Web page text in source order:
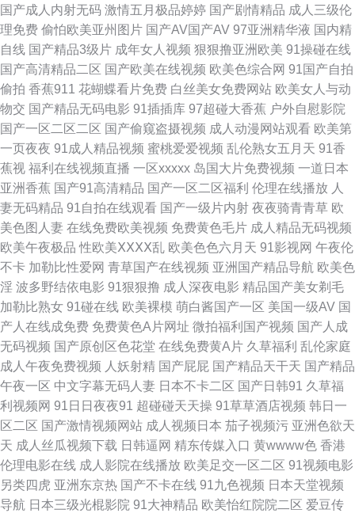
草精品福利视频 免费黄污视频在线观看 男人av网站 黑丝美女糖心自慰 国产
高清二区 av色色天堂 91社区免费在线 91国产精品夫妻视频 51黑科福利社
亚洲另类小说网 伪娘69一区二区 尤物亚洲不卡亚洲精品 成全大全大全免费
亚洲国产情侣在线自拍 东京热av女优天堂 久久肏com 日本aⅴ网站大全 先锋
影视资源Va 91极品自拍色色网 黄色A片天堂网 伊人久久网站 91九色女神蝌
蚪在线 国产厨房乱子伦 欧美福利姬的搜索结果 午夜剧场成人电影 91破解免
费网站 国产91传媒在线观看 影音先锋最新AV网址 豆花网站官网入口 美女被
我操 亚洲第一夜丁香网 五月天婷婷四房间激情 色色福利视频 免费香蕉污蜜
桃 久久九九视频免费 国产欧美亚洲精品 91黑丝后入 91牛逼 女优大全 92AV
资源在线 欧美久久 亚洲精品五月婷婷 91免费社区 福利姬网址欧美 丝足麻豆
一区二区 91吴梦梦在线 久久之久久 久久伊人五月亚洲 日朝大片 先锋影音一
本道 91茄子看片 97久久在线视频 精品少妇导航 日韩中文a 91饭店丝袜足交
福利彩票 日韩成人天堂在线 91在线播放福利 久久福利影业 伊人大香蕉99
国产成人内射无码 激情五月极品婷婷 国产剧情精品 成人三级伦
理免费 偷怕欧美亚州图片 国产AV国产AV 97亚洲精华液 国内精
自线 国产精品3级片 成年女人视频 狠狠撸亚洲欧美 91操碰在线
国产高清精品二区 国产欧美在线视频 欧美色综合网 91国产自拍
偷拍 香蕉911 花蝴蝶看片免费 白丝美女免费网站 欧美女人与动
物交 国产精品无码电影 91插插库 97超碰大香蕉 户外自慰影院
国产一区二区二区 国产偷窥盗摄视频 成人动漫网站观看 欧美第
一页夜夜 91成人精品视频 蜜桃爱爱视频 乱伦熟女五月天 91香
蕉视 福利在线视频直播 一区xxxxx 岛国大片免费视频 一道日本
亚洲香蕉 国产91高清精品 国产一区二区福利 伦理在线播放 人
妻无码精品 91自拍在线观看 国产一级片内射 夜夜骑青青草 欧
美色图人妻 在线免费欧美视频 免费黄色毛片 成人精品无码视频
欧美午夜极品 性欧美ⅩⅩⅩⅩ乱 欧美色色六月天 91影视网 午夜伦
不卡 加勒比性爱网 青草国产在线视频 亚洲国产精品导航 欧美色
淫 波多野结依电影 91狠狠撸 成人深夜电影 精品国产美女剃毛
加勒比熟女 91碰在线 欧美裸模 萌白酱国产一区 美国一级AV 国
产人在线成免费 免费黄色A片网址 微拍福利国产视频 国产人成
无码视频 国产原创区色花堂 在线免费黄A片 久草福利 乱伦家庭
成人午夜免费视频 人妖射精 国产屁屁 国产精品天干天 国产精品
午夜一区 中文字幕无码人妻 日本不卡二区 国产日韩91 久草福
利视频网 91日日夜夜91 超碰碰天天操 91草草酒店视频 韩日一
区二区 国产激情视频网站 成人视频日本 茄子视频污 亚洲色欲天
天 成人丝瓜视频下载 日韩逼网 精东传媒入口 黄wwww色 香港
伦理电影在线 成人影院在线播放 欧美足交一区二区 91视频电影
另类四虎 亚洲东京热 国产不卡在线 91九色视频 日本天堂视频
导航 日本三级光棍影院 91大神精品 欧美怡红院院二区 爱豆传